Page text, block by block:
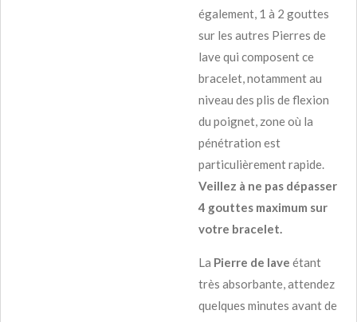
également, 1 à 2 gouttes
sur les autres Pierres de
lave qui composent ce
bracelet, notamment au
niveau des plis de flexion
du poignet, zone où la
pénétration est
particulièrement rapide.
Veillez à ne pas dépasser
4 gouttes maximum sur
votre bracelet.
La Pierre de lave étant
très absorbante, attendez
quelques minutes avant de